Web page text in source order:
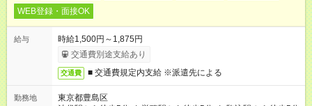
WEB登録・面接OK
給与
時給1,500円～1,875円
交通費別途支給あり
交通費 ■ 交通費規定内支給 ※派遣先による
勤務地
東京都豊島区